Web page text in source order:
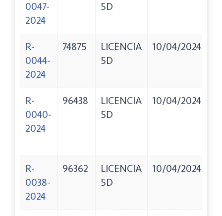
0047-
2024
5D
R-
0044-
2024
74875
LICENCIA
5D
10/04/2024
R-
0040-
2024
96438
LICENCIA
5D
10/04/2024
R-
0038-
2024
96362
LICENCIA
5D
10/04/2024